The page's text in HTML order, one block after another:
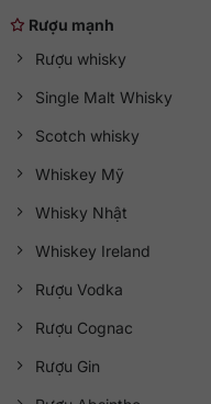
Rượu mạnh
Rượu whisky
Single Malt Whisky
Scotch whisky
Whiskey Mỹ
Whisky Nhật
Whiskey Ireland
Rượu Vodka
Rượu Cognac
Rượu Gin